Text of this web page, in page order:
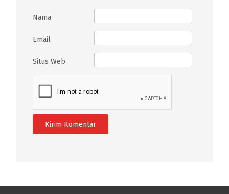
Nama
Email
Situs Web